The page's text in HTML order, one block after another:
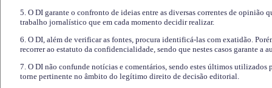
5. O DI garante o confronto de ideias entre as diversas correntes de opinião
trabalho jornalístico que em cada momento decidir realizar.
6. O DI, além de verificar as fontes, procura identificá-las com exatidão.
recorrer ao estatuto da confidencialidade, sendo que nestes casos garante a
7. O DI não confunde notícias e comentários, sendo estes últimos utilizados
torne pertinente no âmbito do legítimo direito de decisão editorial.